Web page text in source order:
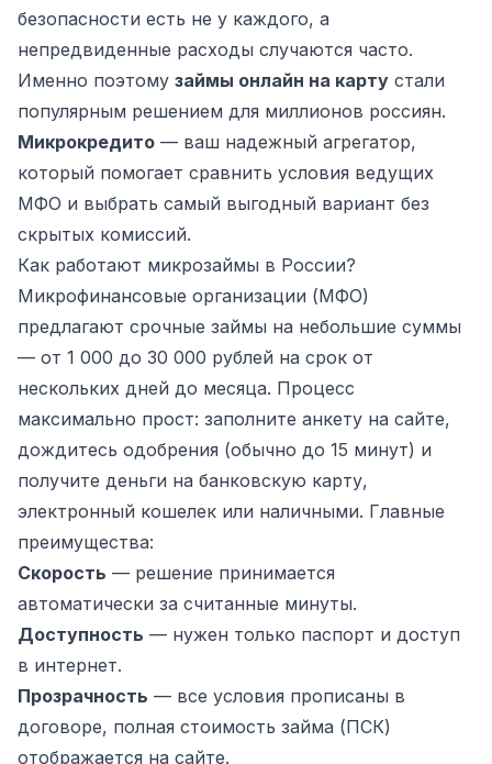
безопасности есть не у каждого, а
непредвиденные расходы случаются часто.
Именно поэтому займы онлайн на карту стали
популярным решением для миллионов россиян.
Микрокредито — ваш надежный агрегатор,
который помогает сравнить условия ведущих
МФО и выбрать самый выгодный вариант без
скрытых комиссий.
Как работают микрозаймы в России?
Микрофинансовые организации (МФО)
предлагают срочные займы на небольшие суммы
— от 1 000 до 30 000 рублей на срок от
нескольких дней до месяца. Процесс
максимально прост: заполните анкету на сайте,
дождитесь одобрения (обычно до 15 минут) и
получите деньги на банковскую карту,
электронный кошелек или наличными. Главные
преимущества:
Скорость — решение принимается
автоматически за считанные минуты.
Доступность — нужен только паспорт и доступ
в интернет.
Прозрачность — все условия прописаны в
договоре, полная стоимость займа (ПСК)
отображается на сайте.